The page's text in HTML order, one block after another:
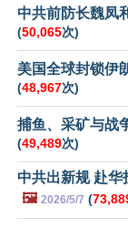
中共前防长魏凤
(50,065次)
美国全球封锁伊
(48,967次)
捕鱼、采矿与战
(49,489次)
中共出新规 赴华
🖼️ 2026/5/7 (